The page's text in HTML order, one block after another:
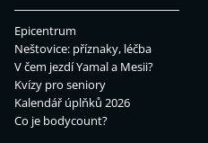
Epicentrum
Neštovice: příznaky, léčba
V čem jezdí Yamal a Mesii?
Kvízy pro seniory
Kalendář úplňků 2026
Co je bodycount?